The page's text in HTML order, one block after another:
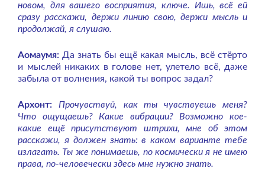
новом, для вашего восприятия, ключе. Ишь, всё ей
сразу расскажи, держи линию свою, держи мысль и
продолжай, я слушаю.
Аомаумя: Да знать бы ещё какая мысль, всё стёрто
и мыслей никаких в голове нет, улетело всё, даже
забыла от волнения, какой ты вопрос задал?
Архонт:
Прочувствуй, как ты чувствуешь меня?
Что ощущаешь? Какие вибрации? Возможно кое-
какие ещё присутствуют штрихи, мне об этом
расскажи, я должен знать: в каком варианте тебе
излагать. Ты же понимаешь, по космически я не имею
права, по-человечески здесь мне нужно знать.